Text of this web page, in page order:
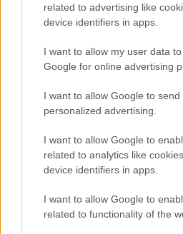
related to advertising like
device identifiers in apps.
I want to allow my user data
Google for online advertising
I want to allow Google to send
personalized advertising.
I want to allow Google to
related to analytics like
device identifiers in apps.
I want to allow Google to
related to functionality of the
AUTORE